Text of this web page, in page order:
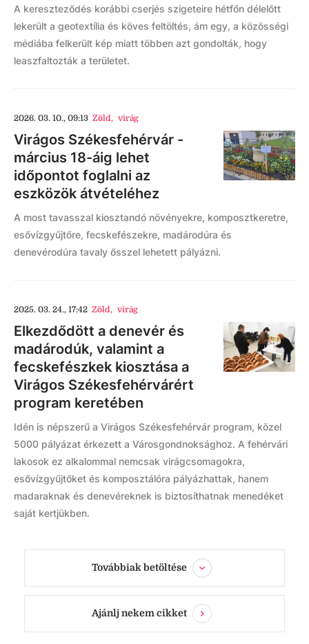
A kereszteződés korábbi cserjés szigeteire hétfőn délelőtt
lekerült a geotextília és köves feltöltés, ám egy, a közösségi
médiába felkerült kép miatt többen azt gondolták, hogy
leaszfaltozták a területet.
2026. 03. 10., 09:13 Zöld, virág
Virágos Székesfehérvár -
március 18-áig lehet
időpontot foglalni az
eszközök átvételéhez
A most tavasszal kiosztandó növényekre, komposztkeretre,
esővízgyűjtőre, fecskefészekre, madárodúra és
denevérodúra tavaly ősszel lehetett pályázni.
2025. 03. 24., 17:42 Zöld, virág
Elkezdődött a denevér és
madárodúk, valamint a
fecskefészkek kiosztása a
Virágos Székesfehérvárért
program keretében
Idén is népszerű a Virágos Székesfehérvár program, közel
5000 pályázat érkezett a Városgondnoksághoz. A fehérvári
lakosok ez alkalommal nemcsak virágcsomagokra,
esővízgyűjtőket és komposztálóra pályázhattak, hanem
madaraknak és denevéreknek is biztosíthatnak menedéket
saját kertjükben.
Továbbiak betöltése
Ajánlj nekem cikket